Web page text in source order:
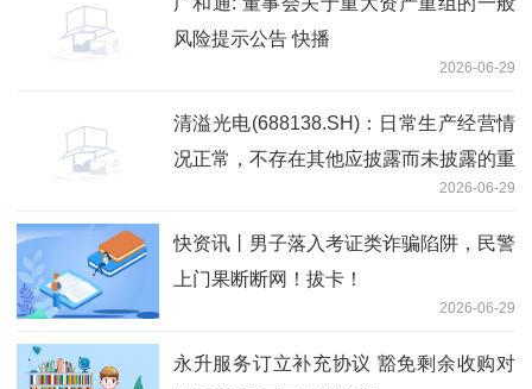
风险提示公告 快播
2026-06-29
清溢光电(688138.SH)：日常生产经营情
况正常，不存在其他应披露而未披露的重
2026-06-29
快资讯丨男子落入考证类诈骗陷阱，民警
上门果断断网！拔卡！
2026-06-29
永升服务订立补充协议 豁免剩余收购对